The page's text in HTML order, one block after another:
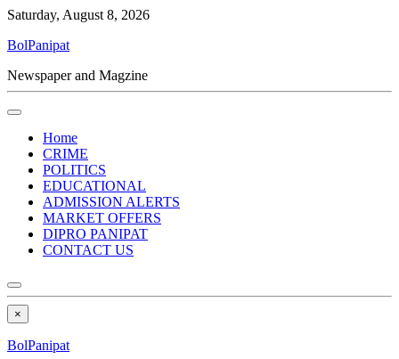
Saturday, August 8, 2026
BolPanipat
Newspaper and Magzine
Home
CRIME
POLITICS
EDUCATIONAL
ADMISSION ALERTS
MARKET OFFERS
DIPRO PANIPAT
CONTACT US
×
BolPanipat